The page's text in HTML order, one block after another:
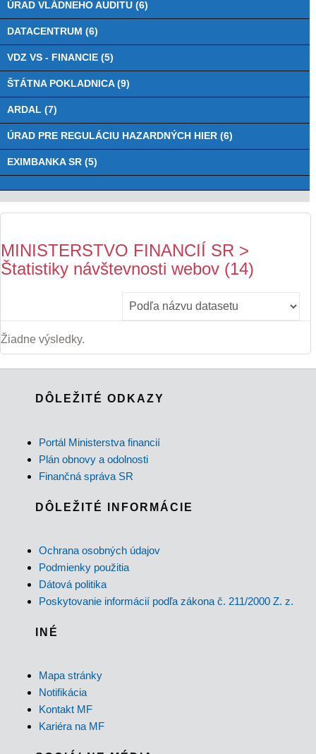
ÚRAD VLÁDNEHO AUDITU (6)
DATACENTRUM (6)
VDZ VS - FINANCIE (5)
ŠTÁTNA POKLADNICA (9)
ARDAL (7)
ÚRAD PRE REGULÁCIU HAZARDNÝCH HIER (6)
EXIMBANKA SR (5)
MINISTERSTVO FINANCIÍ SR >
Štatistiky návštevnosti webov (14)
Žiadne výsledky.
DÔLEŽITÉ ODKAZY
Portál Ministerstva financií
Plán obnovy a odolnosti
Finančná správa SR
DÔLEŽITÉ INFORMÁCIE
Ochrana osobných údajov
Podmienky použitia
Dátová politika
Poskytovanie informácií podľa zákona č. 211/2000 Z. z.
INÉ
Mapa stránky
Notifikácia
Kontakt MF
Kariéra na MF